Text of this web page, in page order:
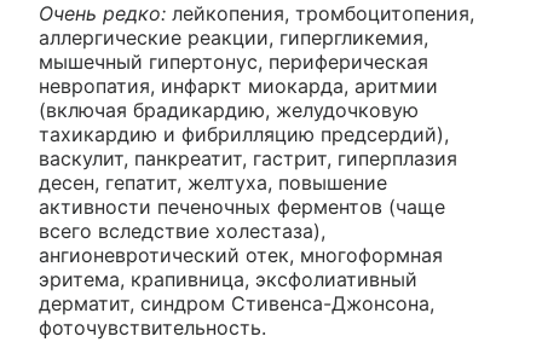
Очень редко: лейкопения, тромбоцитопения,
аллергические реакции, гипергликемия,
мышечный гипертонус, периферическая
невропатия, инфаркт миокарда, аритмии
(включая брадикардию, желудочковую
тахикардию и фибрилляцию предсердий),
васкулит, панкреатит, гастрит, гиперплазия
десен, гепатит, желтуха, повышение
активности печеночных ферментов (чаще
всего вследствие холестаза),
ангионевротический отек, многоформная
эритема, крапивница, эксфолиативный
дерматит, синдром Стивенса-Джонсона,
фоточувствительность.